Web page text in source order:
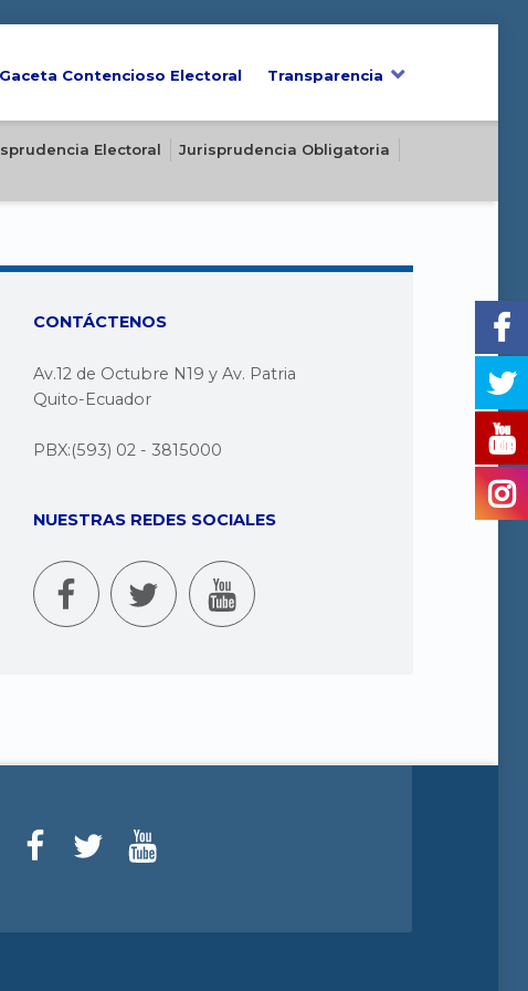
Gaceta Contencioso Electoral Transparencia
Electoral
Jurisprudencia Obligatoria
CONTÁCTENOS
Av.12 de Octubre N19 y Av. Patria
Quito-Ecuador
PBX:(593) 02 - 3815000
NUESTRAS REDES SOCIALES